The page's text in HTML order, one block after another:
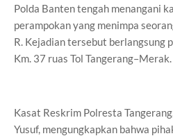
Polda Banten tengah menangani
perampokan yang menimpa
R. Kejadian tersebut berlangsung
Km. 37 ruas Tol Tangerang–Merak.
Kasat Reskrim Polresta
Yusuf, mengungkapkan bahwa